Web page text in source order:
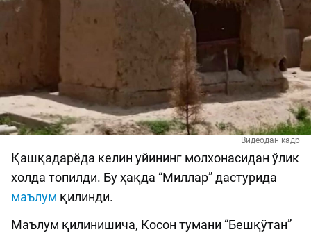
Видеодан кадр
Қашқадарёда келин уйининг молхонасидан ўлик
холда топилди. Бу ҳақда “Миллар” дастурида
маълум қилинди.
Маълум қилинишича, Косон тумани “Бешқўтан”